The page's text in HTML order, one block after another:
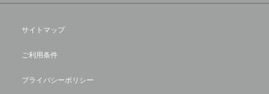
サイトマップ
ご利用条件
プライバシーポリシー